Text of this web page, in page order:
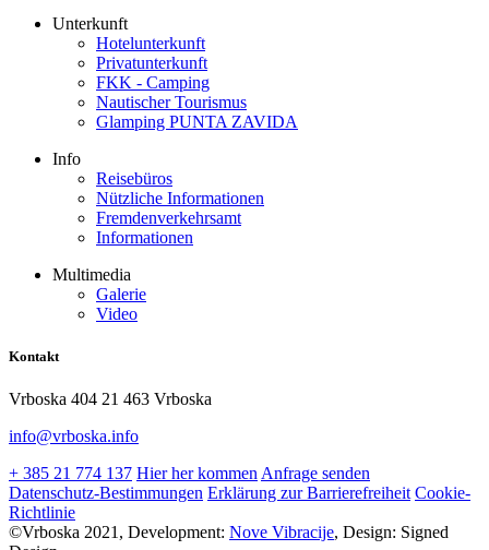
Unterkunft
Hotelunterkunft
Privatunterkunft
FKK - Camping
Nautischer Tourismus
Glamping PUNTA ZAVIDA
Info
Reisebüros
Nützliche Informationen
Fremdenverkehrsamt
Informationen
Multimedia
Galerie
Video
Kontakt
Vrboska 404 21 463 Vrboska
info@vrboska.info
+ 385 21 774 137 Hier her kommen Anfrage senden
Datenschutz-Bestimmungen Erklärung zur Barrierefreiheit Cookie-
Richtlinie
©Vrboska 2021, Development: Nove Vibracije, Design: Signed